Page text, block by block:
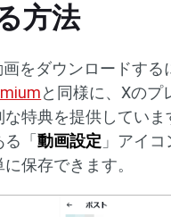
方法
をダウンロードす
と同様に、Xの
な特典を提供してい
る「動画設定 」アイ
保存できます。